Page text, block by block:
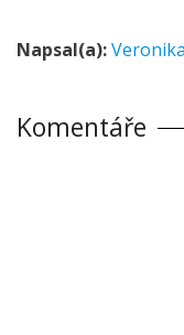
Napsal(a):
Komentáře